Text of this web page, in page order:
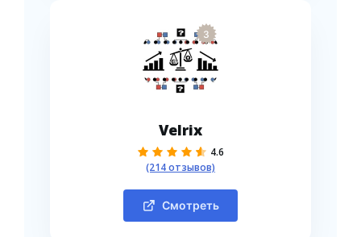
3
Velrix
4.6
(214 отзывов)
Смотреть